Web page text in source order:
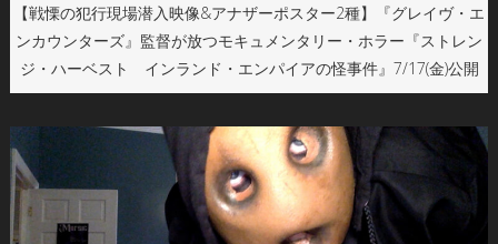
【戦慄の犯行現場潜入映像&アナザーポスター2種】『グレイヴ・エ
ンカウンターズ』監督が放つモキュメンタリー・ホラー『ストレン
ジ・ハーベスト インランド・エンパイアの怪事件』7/17(金)公開